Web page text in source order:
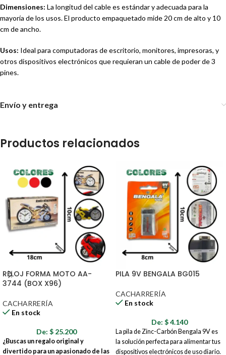
Dimensiones: La longitud del cable es estándar y adecuada para la
mayoría de los usos. El producto empaquetado mide 20 cm de alto y 10
cm de ancho.
Usos: Ideal para computadoras de escritorio, monitores, impresoras, y
otros dispositivos electrónicos que requieran un cable de poder de 3
pines.
Envío y entrega
Productos relacionados
RELOJ FORMA MOTO AA-
3744 (BOX X96)
CACHARRERÍA
En stock
De: $ 25.200
¿Buscas un regalo original y
divertido para un apasionado de las
PILA 9V BENGALA BG015
CACHARRERÍA
En stock
De: $4.140
La pila de Zinc-Carbón Bengala 9V es
la solución perfecta para alimentar tus
dispositivos electrónicos de uso diario.